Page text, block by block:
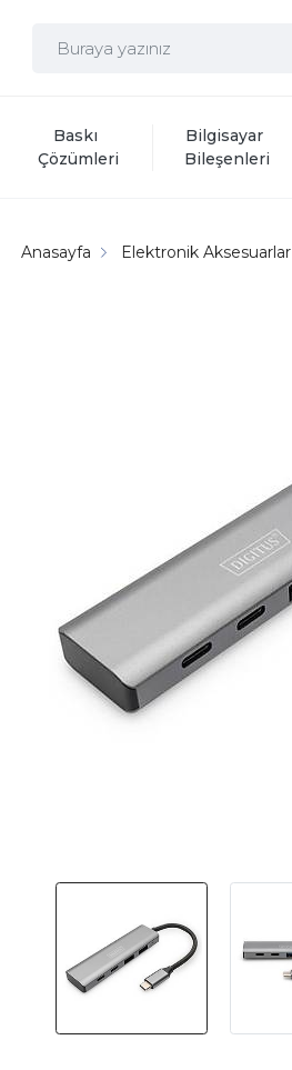
Baskı
Çözümleri
Bilgisayar
Bileşenleri
Anasayfa Elektronik Aksesuarlar